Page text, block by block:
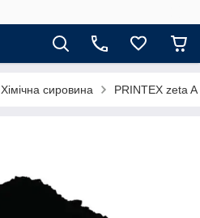
Хімічна сировина PRINTEX zeta